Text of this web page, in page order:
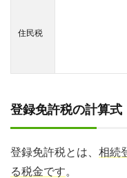
住民税
登録免許税の計算式
登録免許税とは、 相続
る税金です。